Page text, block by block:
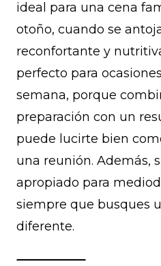
ideal para una cena
otoño, cuando se
reconfortante y
perfecto para
semana, porque
preparación con un
puede lucirte bien
una reunión. Además,
apropiado para
siempre que busques
diferente.